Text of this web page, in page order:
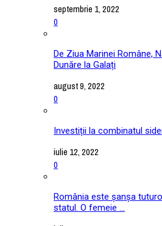
septembrie 1, 2022
0
De Ziua Marinei Române,
Dunăre la Galați
august 9, 2022
0
Investiții la combinatul
iulie 12, 2022
0
România este șanșa
statul. O femeie ...